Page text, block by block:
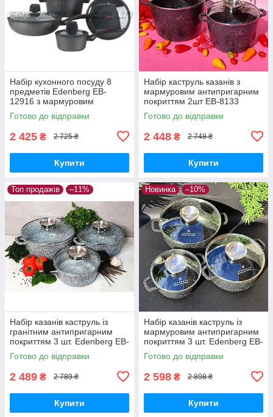
Набір кухонного посуду 8
предметів Edenberg EB-
12916 з мармуровим
антипригарним покриттям
Готово до відправки
2 425 ₴ 2 725 ₴
Купити
Набір каструль казанів з
мармуровим антипригарним
покриттям 2шт ЕВ-8133
Набір кухонного посуду 4
предмета
Готово до відправки
2 448 ₴ 2 748 ₴
Купити
Топ продажів –11%
Набір казанів каструль із
гранітним антипригарним
покриттям 3 шт. Edenberg EB-
8020 Набір казанів індукційне
дно
Готово до відправки
2 489 ₴ 2 789 ₴
Купити
Новинка –10%
Набір казанів каструль із
мармуровим антипригарним
покриттям 3 шт. Edenberg EB-
8140 Набір кухонного посуду
Готово до відправки
2 598 ₴ 2 898 ₴
Купити